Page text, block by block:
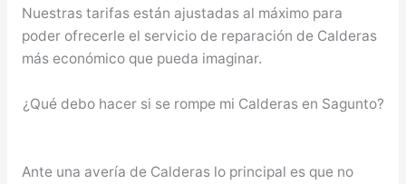
Nuestras tarifas están ajustadas al máximo para
poder ofrecerle el servicio de reparación de Calderas
más económico que pueda imaginar.
¿Qué debo hacer si se rompe mi Calderas en Sagunto?
Ante una avería de Calderas lo principal es que no